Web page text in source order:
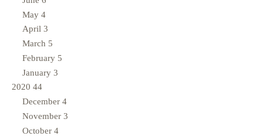
May 4
April 3
March 5
February 5
January 3
2020 44
December 4
November 3
October 4